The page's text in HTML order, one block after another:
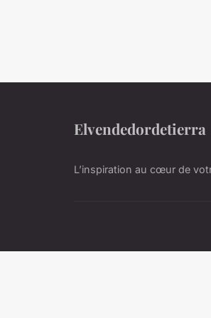
Elvendedordetierra
L’inspiration au cœur de